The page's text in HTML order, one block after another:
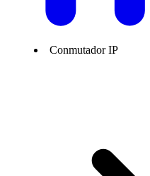
Conmutador IP